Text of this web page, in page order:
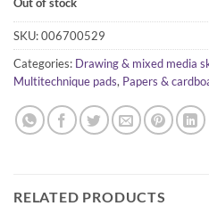
SKU:006700529
Categories: Drawing & mixed media
Multitechnique pads, Papers &
RELATED PRODUCTS